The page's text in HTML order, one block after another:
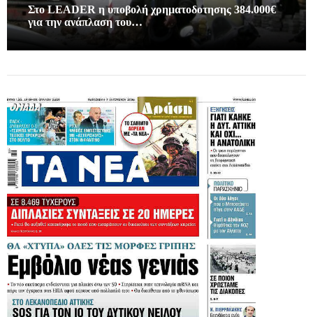
Στο LEADER η υποβολή χρηματοδοτησης 384.000€
για την ανάπλαση του…